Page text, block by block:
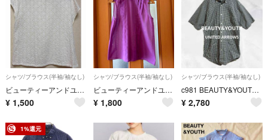
シャツ/ブラウス(半袖/袖なし)
ビューティーアンドユース ブラウス
¥ 1,500
シャツ/ブラウス(半袖/袖なし)
ビューティーアンドユース 後ろリボン結びブラウス
¥ 1,800
シャツ/ブラウス(半袖/袖なし)
c981 BEAUTY&YOUTH ギンガムチェックシャツS 小さいサイズ 綿
¥ 2,780
1%還元